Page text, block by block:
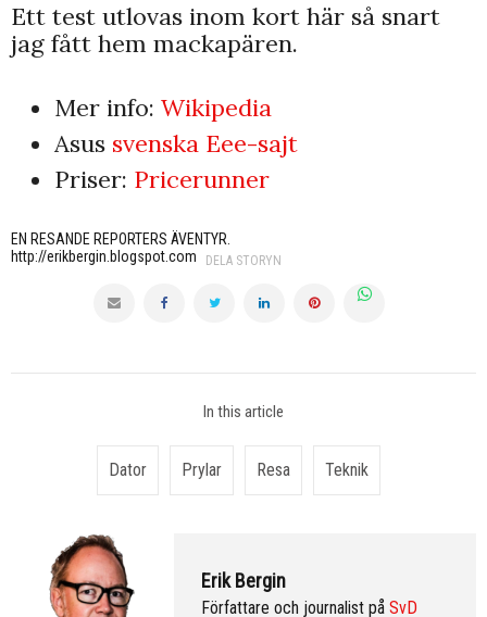
Ett test utlovas inom kort här så snart
jag fått hem mackapären.
Mer info: Wikipedia
Asus svenska Eee-sajt
Priser: Pricerunner
EN RESANDE REPORTERS ÄVENTYR.
http://erikbergin.blogspot.com
DELA STORYN
In this article
Dator Prylar Resa Teknik
Erik Bergin
Författare och journalist på SvD